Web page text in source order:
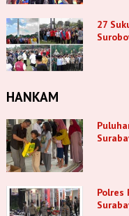
27
HANKAM
Polres